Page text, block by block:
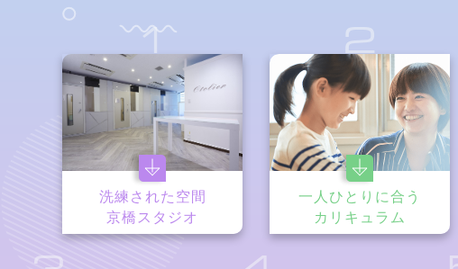
1
洗練された空間
京橋スタジオ
2
一人ひとりに合う
カリキュラム